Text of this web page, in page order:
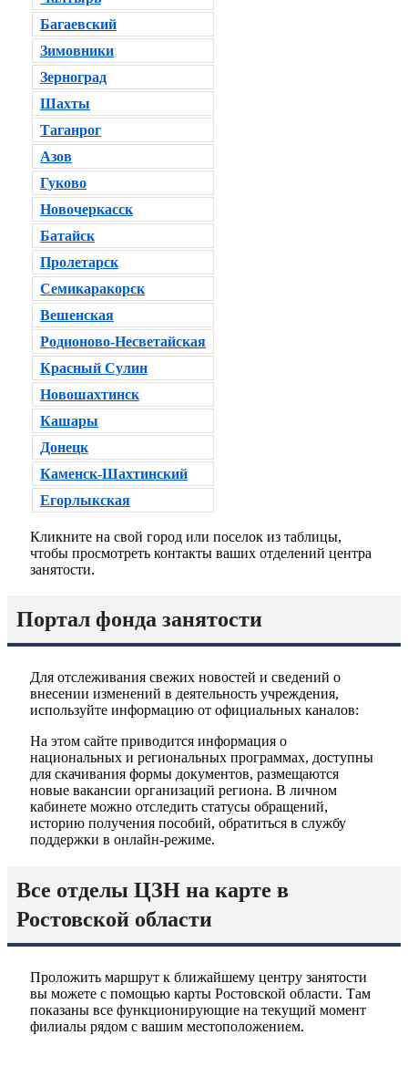
Багаевский
Зимовники
Зерноград
Шахты
Таганрог
Азов
Гуково
Новочеркасск
Батайск
Пролетарск
Семикаракорск
Вешенская
Родионово-Несветайская
Красный Сулин
Новошахтинск
Кашары
Донецк
Каменск-Шахтинский
Егорлыкская
Кликните на свой город или поселок из таблицы,
чтобы просмотреть контакты ваших отделений центра
занятости.
Портал фонда занятости
Для отслеживания свежих новостей и сведений о
внесении изменений в деятельность учреждения,
используйте информацию от официальных каналов:
На этом сайте приводится информация о
национальных и региональных программах, доступны
для скачивания формы документов, размещаются
новые вакансии организаций региона. В личном
кабинете можно отследить статусы обращений,
историю получения пособий, обратиться в службу
поддержки в онлайн-режиме.
Все отделы ЦЗН на карте в
Ростовской области
Проложить маршрут к ближайшему центру занятости
вы можете с помощью карты Ростовской области. Там
показаны все функционирующие на текущий момент
филиалы рядом с вашим местоположением.